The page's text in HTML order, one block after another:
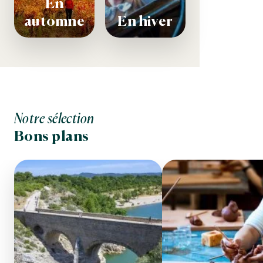
Mon séjour entre amis
En
automne
En hiver
Notre sélection
Bons plans